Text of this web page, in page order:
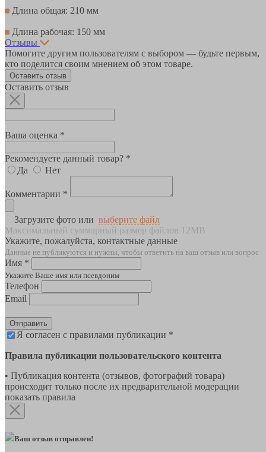
Длина общая: 210 мм
Длина рабочая: 150 мм
Отзывы
Помогите другим пользователям с выбором — будьте первым,
кто поделится своим мнением об этом товаре.
Оставить отзыв
Оставить отзыв
Ваша оценка *
Рекомендуете данный товар? *
Да
Нет
Комментарии *
Загрузите фото или выберите файл
Максимальный суммарный размер файлов 12MB
Укажите, пожалуйста, контактные данные
Данные не публикуются и нужны, чтобы ответить на ваш отзыв или вопрос
Имя *
Укажите Ваше имя или псевдоним
Телефон
Email
Отправить
Я согласен с правилами публикации *
Правила публикации пользовательского контента
• Публикация контента (отзывов, фотографий товара)
происходит только после их предварительной модерации
показать правила
Ваш отзыв отправлен!